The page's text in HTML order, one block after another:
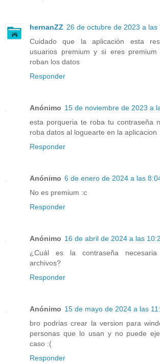
hernanZZ 26 de octubre de 2023 a las
Cuidado que la aplicación esta
usuarios premium y si eres
roban los datos
Responder
Anónimo 15 de noviembre de 2023 a
esta porqueria te roba tu contraseña
roba datos al loguearte en la aplicacion
Responder
Anónimo 6 de enero de 2024 a las
No es premium :c
Responder
Anónimo 16 de abril de 2024 a las
¿Cuál es la contraseña
archivos?
Responder
Anónimo 15 de mayo de 2024 a las
bro podrias crear la version para
personas que lo usan y no puede
caso :(
Responder